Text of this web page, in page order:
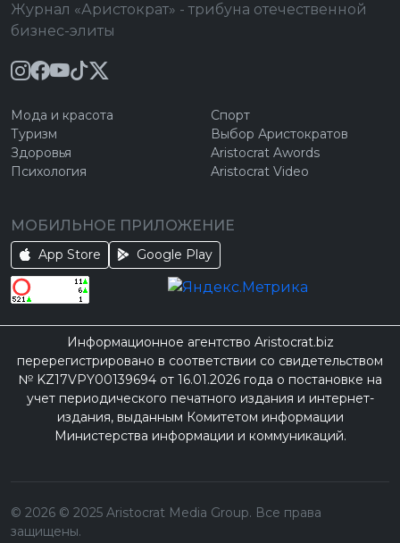
Журнал «Аристократ» - трибуна отечественной
бизнес-элиты
Мода и красота
Туризм
Здоровья
Психология
Спорт
Выбор Аристократов
Aristocrat Awords
Aristocrat Video
МОБИЛЬНОЕ ПРИЛОЖЕНИЕ
App Store Google Play
Информационное агентство Aristocrat.biz
перерегистрировано в соответствии со свидетельством
№ KZ17VPY00139694 от 16.01.2026 года о постановке на
учет периодического печатного издания и интернет-
издания, выданным Комитетом информации
Министерства информации и коммуникаций.
© 2026 © 2025 Aristocrat Media Group. Все права
защищены.